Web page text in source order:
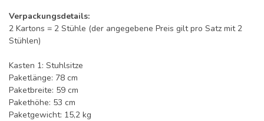
Verpackungsdetails:
2 Kartons = 2 Stühle (der angegebene Preis gilt pro Satz mit 2
Stühlen)
Kasten 1: Stuhlsitze
Paketlänge: 78 cm
Paketbreite: 59 cm
Pakethöhe: 53 cm
Paketgewicht: 15,2 kg